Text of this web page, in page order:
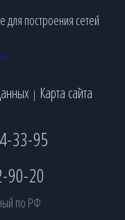
построения сетей
| Карта сайта
33-95
90-20
по РФ